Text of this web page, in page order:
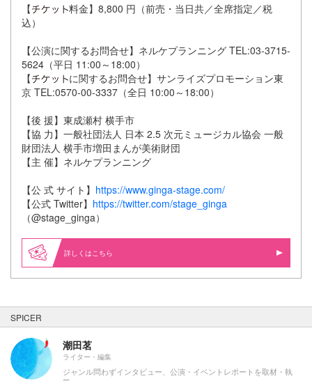
【
料金】8,800 円（前売・当日共／全席指定／税
込）
【公演に関するお問合せ】ネルケプランニング TEL:03-3715-
5624（平日 11:00～18:00）
【
に関するお問合せ】サンライズプロモーション東
京 TEL:0570-00-3337（全日 10:00～18:00）
【後 援】東成瀬村 横手市
【協 力】一般社団法人 日本 2.5 次元ミュージカル協会 一般
財団法人 横手市増田まんが美術財団
【主 催】ネルケプランニング
【公 式 サイト】 https://www.ginga-stage.com/
【公式 Twitter】 https://twitter.com/stage_ginga
（@stage_ginga）
詳しくはこちら
SPICER
潮田茗
ライター・編集
ジャンル問わずインタビュー、公演・イベントレポートを取材・執